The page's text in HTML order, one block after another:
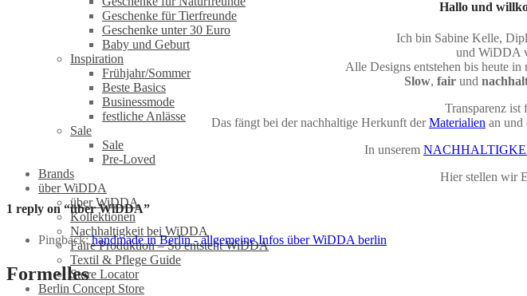
Geschenke für Tierfreunde
Geschenke unter 30 Euro
Baby und Geburt
Inspiration
Frühjahr/Sommer
Beste Basics
Businessmode
festliche Anlässe
Sale
Sale
Pre-Loved
Brands
über WiDDA
über WiDDA
Kollektionen
Nachhaltigkeit bei WiDDA
Faire Produktion – So entsteht WiDDA
Textil & Pflege Guide
Store Locator
Berlin Concept Store
Hallo und
Ich bin Sabine Kelle,
und WiDDA
Alle Designs entstehen bis heute
Slow, fair und
Transparenz ist
Das fängt bei der nachhaltige Herkunft derMaterialien an
In unserem
Hier stellen wir
1 reply on “über WiDDA”
Pingback:handmade in Berlin - allgemeine Infos über WiDDA berlin
Formelles